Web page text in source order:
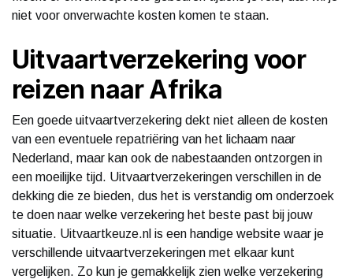
niet voor onverwachte kosten komen te staan.
Uitvaartverzekering voor
reizen naar Afrika
Een goede uitvaartverzekering dekt niet alleen de kosten
van een eventuele repatriëring van het lichaam naar
Nederland, maar kan ook de nabestaanden ontzorgen in
een moeilijke tijd. Uitvaartverzekeringen verschillen in de
dekking die ze bieden, dus het is verstandig om onderzoek
te doen naar welke verzekering het beste past bij jouw
situatie. Uitvaartkeuze.nl is een handige website waar je
verschillende uitvaartverzekeringen met elkaar kunt
vergelijken. Zo kun je gemakkelijk zien welke verzekering